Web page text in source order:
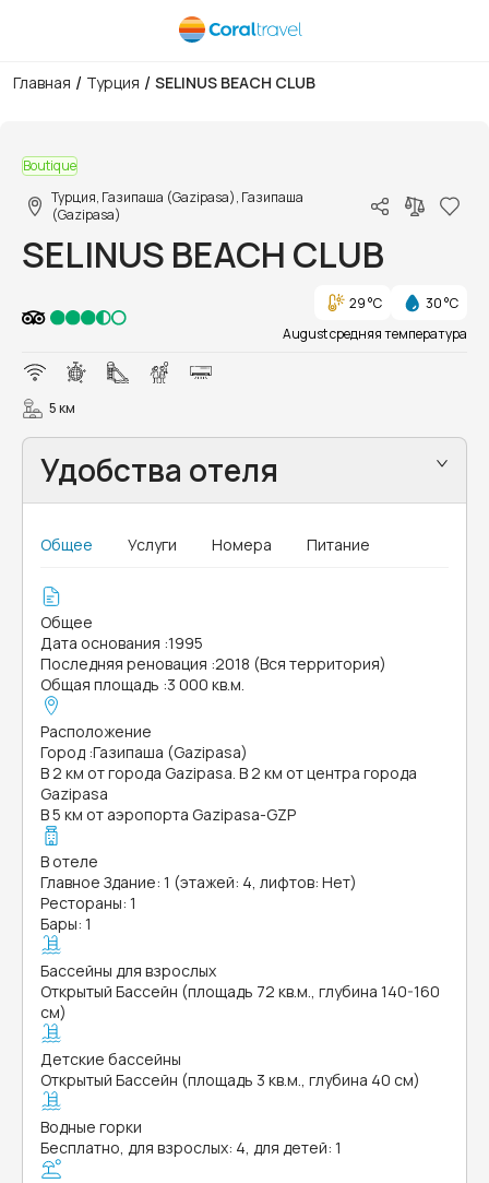
Главная / Турция / SELINUS BEACH CLUB
Boutique
Турция, Газипаша (Gazipasa), Газипаша
(Gazipasa)
SELINUS BEACH CLUB
29 °C
30 °C
August средняя температура
5 км
Удобства отеля
Общее Услуги Номера Питание
Общее
Дата основания :1995
Последняя реновация :2018 (Вся территория)
Общая площадь :3 000 кв.м.
Расположение
Город :Газипаша (Gazipasa)
В 2 км от города Gazipasa. В 2 км от центра города
Gazipasa
В 5 км от аэропорта Gazipasa-GZP
В отеле
Главное Здание: 1 (этажей: 4, лифтов: Нет)
Рестораны: 1
Бары: 1
Бассейны для взрослых
Открытый Бассейн (площадь 72 кв.м., глубина 140-160
см)
Детские бассейны
Открытый Бассейн (площадь 3 кв.м., глубина 40 см)
Водные горки
Бесплатно, для взрослых: 4, для детей: 1